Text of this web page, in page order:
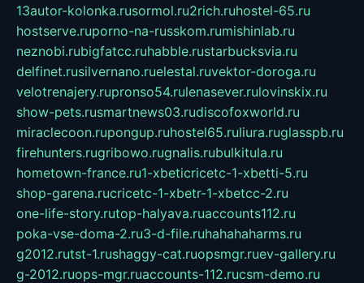
13autor-kolonka.rusormol.ru2rich.ruhostel-65.ru
hostserve.ruporno-na-russkom.rumishinlab.ru
neznobi.rubigfatcc.ruhabble.rustarbucksvia.ru
delfinet.rusilvernano.ruelestal.ruvektor-doroga.ru
velotrenajery.rupronso54.rulenasever.rulovinskix.ru
show-pets.rusmartnews03.rudiscofoxworld.ru
miraclecoon.rupongup.ruhostel65.ruliura.ruglasspb.ru
firehunters.rugribowo.rugnalis.rubulkitula.ru
hometown-france.ru1-xbeticricetc-1-xbetti-5.ru
shop-garena.rucricetc-1-xbetr-1-xbetcc-2.ru
one-life-story.rutop-halyava.ruaccounts112.ru
poka-vse-doma-2.ru3-d-file.ruhahahaharms.ru
g2012.rutst-1.rushaggy-cat.ruopsmgr.ruev-gallery.ru
g-2012.ruops-mgr.ruaccounts-112.rucsm-demo.ru